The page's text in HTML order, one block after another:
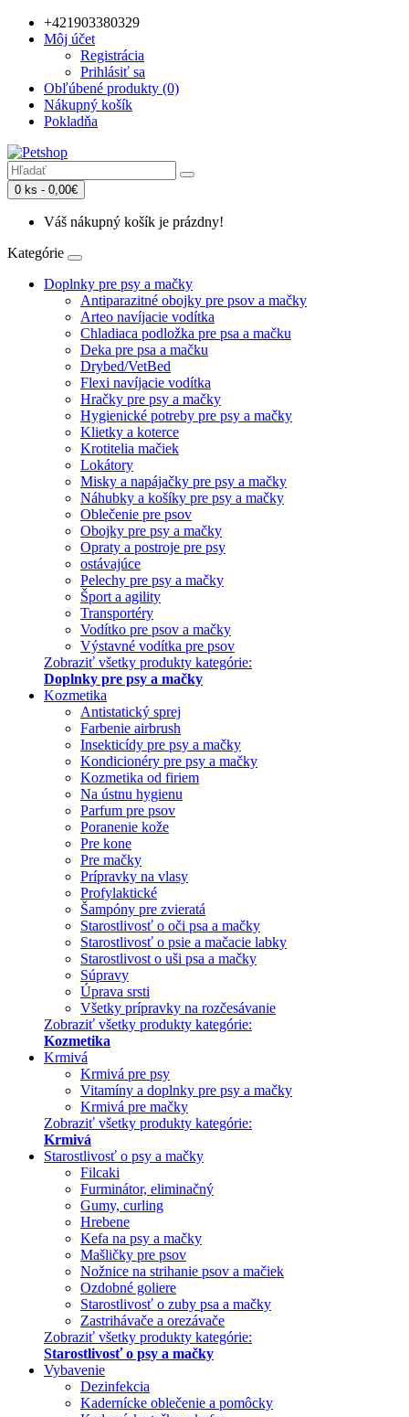
+421903380329
Môj účet
Registrácia
Prihlásiť sa
Obľúbené produkty (0)
Nákupný košík
Pokladňa
0 ks - 0,00€
Váš nákupný košík je prázdny!
Kategórie
Doplnky pre psy a mačky
Antiparazitné obojky pre psov a mačky
Arteo navíjacie vodítka
Chladiaca podložka pre psa a mačku
Deka pre psa a mačku
Drybed/VetBed
Flexi navíjacie vodítka
Hračky pre psy a mačky
Hygienické potreby pre psy a mačky
Klietky a koterce
Krotitelia mačiek
Lokátory
Misky a napájačky pre psy a mačky
Náhubky a košíky pre psy a mačky
Oblečenie pre psov
Obojky pre psy a mačky
Opraty a postroje pre psy
ostávajúce
Pelechy pre psy a mačky
Šport a agility
Transportéry
Vodítko pre psov a mačky
Výstavné vodítka pre psov
Zobraziť všetky produkty kategórie:
Doplnky pre psy a mačky
Kozmetika
Antistatický sprej
Farbenie airbrush
Insekticídy pre psy a mačky
Kondicionéry pre psy a mačky
Kozmetika od firiem
Na ústnu hygienu
Parfum pre psov
Poranenie kože
Pre kone
Pre mačky
Prípravky na vlasy
Profylaktické
Šampóny pre zvieratá
Starostlivosť o oči psa a mačky
Starostlivosť o psie a mačacie labky
Starostlivost o uši psa a mačky
Súpravy
Úprava srsti
Všetky prípravky na rozčesávanie
Zobraziť všetky produkty kategórie:
Kozmetika
Krmivá
Krmivá pre psy
Vitamíny a doplnky pre psy a mačky
Krmivá pre mačky
Zobraziť všetky produkty kategórie:
Krmivá
Starostlivosť o psy a mačky
Filcaki
Furminátor, eliminačný
Gumy, curling
Hrebene
Kefa na psy a mačky
Mašličky pre psov
Nožnice na strihanie psov a mačiek
Ozdobné goliere
Starostlivosť o zuby psa a mačky
Zastrihávače a orezávače
Zobraziť všetky produkty kategórie:
Starostlivosť o psy a mačky
Vybavenie
Dezinfekcia
Kadernícke oblečenie a pomôcky